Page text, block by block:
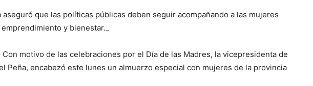
aseguró que las políticas públicas deben seguir acompañando a las mujeres
y bienestar._
Con motivo de las celebraciones por el Día de las Madres, la vicepresidenta de
Peña, encabezó este lunes un almuerzo especial con mujeres de la provincia